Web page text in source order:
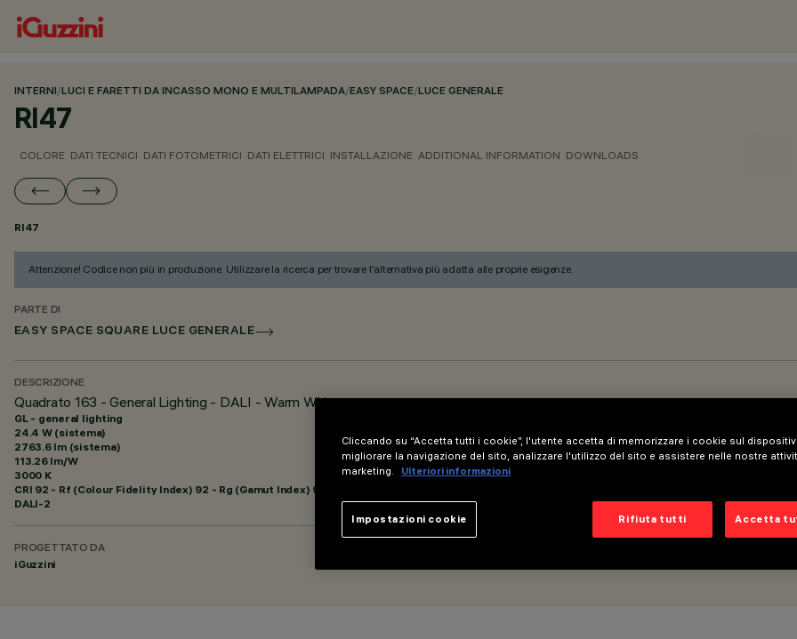
INTERNI/LUCI E FARETTI DA INCASSO MONO E MULTILAMPADA/EASY SPACE/LUCE GENERALE
RI47
COLORE DATI TECNICI DATI FOTOMETRICI DATI ELETTRICI INSTALLAZIONE ADDITIONAL INFORMATION DOWNLOADS
RI47
Attenzione! Codice non più in produzione. Utilizzare la ricerca per trovare l'alternativa più adatta alle proprie esigenze.
PARTE DI
EASY SPACE SQUARE LUCE GENERALE
DESCRIZIONE
Quadrato 163 - General Lighting - DALI - Warm White
GL - general lighting
24.4 W (sistema)
2763.6 lm (sistema)
113.26 lm/W
3000 K
CRI 92 - Rf (Colour Fidelity Index) 92 - Rg (Gamut Index) 99
DALI-2
PROGETTATO DA
iGuzzini
Cliccando su “Accetta tutti i cookie”, l'utente accetta di memorizzare i cookie sul
migliorare la navigazione del sito, analizzare l'utilizzo del sito e assistere nelle nostre
marketing.
Ulteriori informazioni
Rifiuta tutti Accetta
Impostazioni cookie